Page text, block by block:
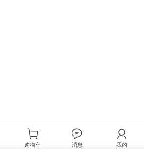
购物车 消息 我的